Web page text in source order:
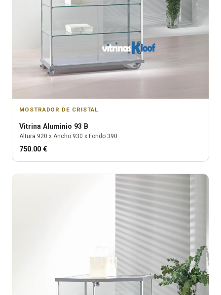
MOSTRADOR DE CRISTAL
Vitrina Aluminio 93 B
Altura 920 x Ancho 930 x Fondo 390
750.00 €